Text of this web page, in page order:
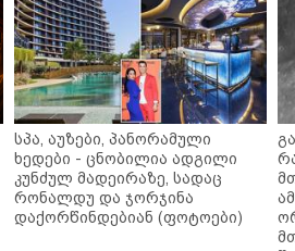
სპა, აუზები, პანორამული
ხედები - ცნობილია ადგილი
კუნძულ მადეირაზე, სადაც
რონალდუ და ჯორჯინა
დაქორწინდებიან (ფოტოები)